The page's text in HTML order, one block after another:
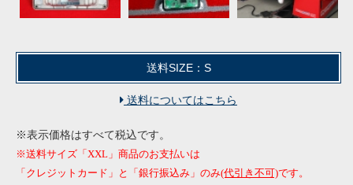
送料SIZE：S
送料についてはこちら
※表示価格はすべて税込です。
※送料サイズ「XXL」商品のお支払いは
「クレジットカード」と「銀行振込み」のみ(代引き不可)です。